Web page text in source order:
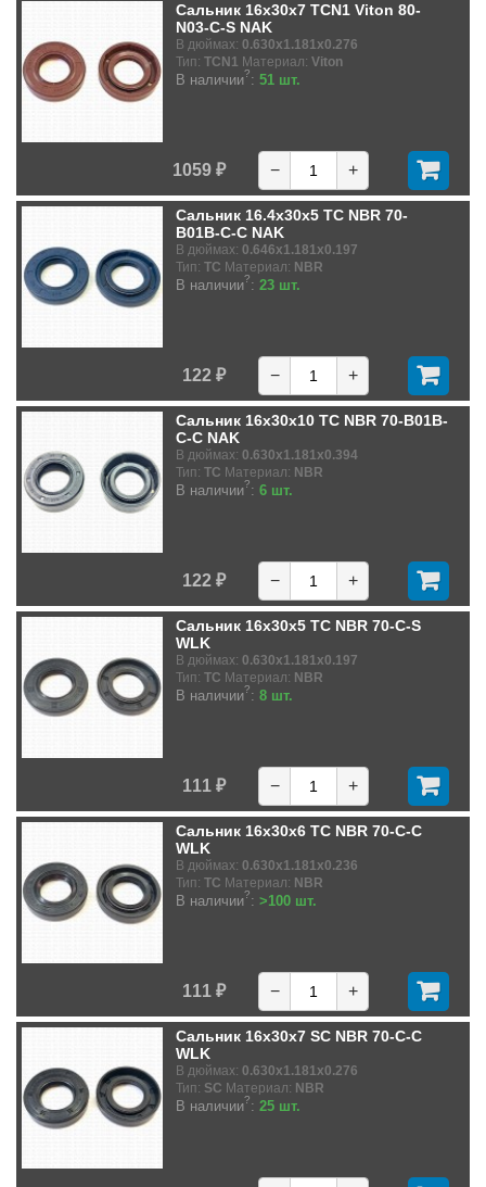
Сальник 16x30x7 TCN1 Viton 80-
N03-C-S NAK
В дюймах: 0.630x1.181x0.276
Тип: TCN1 Материал: Viton
В наличии?: 51 шт.
1059 ₽ − +
Сальник 16.4x30x5 TC NBR 70-
B01B-C-C NAK
В дюймах: 0.646x1.181x0.197
Тип: TC Материал: NBR
В наличии?: 23 шт.
122 ₽ − +
Сальник 16x30x10 TC NBR 70-B01B-
C-C NAK
В дюймах: 0.630x1.181x0.394
Тип: TC Материал: NBR
В наличии?: 6 шт.
122 ₽ − +
Сальник 16x30x5 TC NBR 70-C-S
WLK
В дюймах: 0.630x1.181x0.197
Тип: TC Материал: NBR
В наличии?: 8 шт.
111 ₽ − +
Сальник 16x30x6 TC NBR 70-C-C
WLK
В дюймах: 0.630x1.181x0.236
Тип: TC Материал: NBR
В наличии?: >100 шт.
111 ₽ − +
Сальник 16x30x7 SC NBR 70-C-C
WLK
В дюймах: 0.630x1.181x0.276
Тип: SC Материал: NBR
В наличии?: 25 шт.